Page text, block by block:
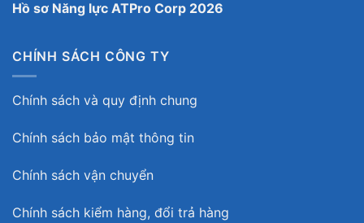
Hồ sơ Năng lực ATPro Corp 2026
CHÍNH SÁCH CÔNG TY
Chính sách và quy định chung
Chính sách bảo mật thông tin
Chính sách vận chuyển
Chính sách kiểm hàng, đổi trả hàng